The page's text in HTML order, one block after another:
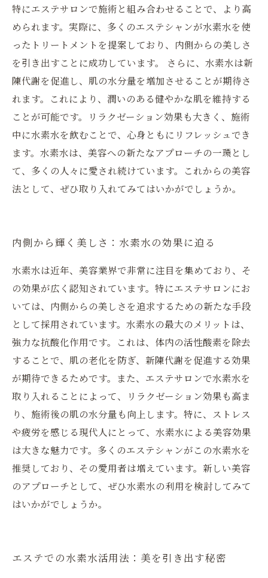
特にエステサロンで施術と組み合わせることで、より高
められます。実際に、多くのエステシャンが水素水を使
ったトリートメントを提案しており、内側からの美しさ
を引き出すことに成功しています。 さらに、水素水は新
陳代謝を促進し、肌の水分量を増加させることが期待さ
れます。これにより、潤いのある健やかな肌を維持する
ことが可能です。リラクゼーション効果も大きく、施術
中に水素水を飲むことで、心身ともにリフレッシュでき
ます。水素水は、美容への新たなアプローチの一環とし
て、多くの人々に愛され続けています。これからの美容
法として、ぜひ取り入れてみてはいかがでしょうか。
内側から輝く美しさ：水素水の効果に迫る
水素水は近年、美容業界で非常に注目を集めており、そ
の効果が広く認知されています。特にエステサロンにお
いては、内側からの美しさを追求するための新たな手段
として採用されています。水素水の最大のメリットは、
強力な抗酸化作用です。これは、体内の活性酸素を除去
することで、肌の老化を防ぎ、新陳代謝を促進する効果
が期待できるためです。また、エステサロンで水素水を
取り入れることによって、リラクゼーション効果も高ま
り、施術後の肌の水分量も向上します。特に、ストレス
や疲労を感じる現代人にとって、水素水による美容効果
は大きな魅力です。多くのエステシャンがこの水素水を
推奨しており、その愛用者は増えています。新しい美容
のアプローチとして、ぜひ水素水の利用を検討してみて
はいかがでしょうか。
エステでの水素水活用法：美を引き出す秘密